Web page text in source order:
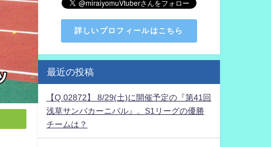
詳しいプロフィールはこちら
最近の投稿
【Q.02872】 8/29(土)に開催予定の『第41回
浅草サンバカーニバル』。S1リーグの優勝
チームは？